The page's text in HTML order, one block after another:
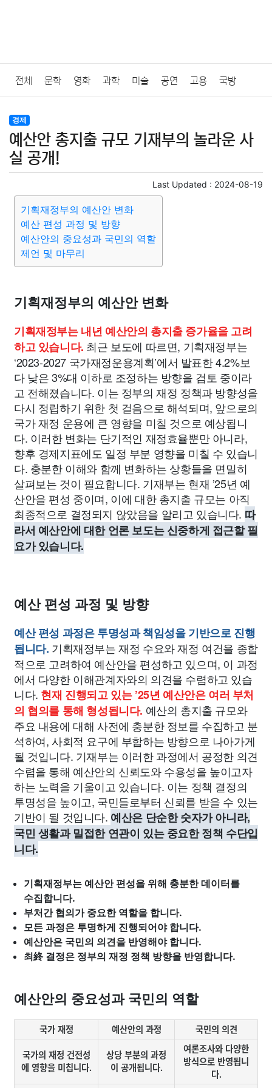
전체 문학 영화 과학 미술 공연 고용 국방
법률
질병 가요 방송 일상 주식 암호화폐 블록체인
미용 증권 인테리어
요리 상품리뷰 원예 금융
대출 자동차 취미 여행 맛집
경제
예산안 총지출 규모 기재부의 놀라운 사
실 공개!
Last Updated : 2024-08-19
기획재정부의 예산안 변화
예산 편성 과정 및 방향
예산안의 중요성과 국민의 역할
제언 및 마무리
기획재정부의 예산안 변화
기획재정부는 내년 예산안의 총지출 증가율을 고려
하고 있습니다. 최근 보도에 따르면, 기획재정부는
‘2023-2027 국가재정운용계획’에서 발표한 4.2%보
다 낮은 3%대 이하로 조정하는 방향을 검토 중이라
고 전해졌습니다. 이는 정부의 재정 정책과 방향성을
다시 정립하기 위한 첫 걸음으로 해석되며, 앞으로의
국가 재정 운용에 큰 영향을 미칠 것으로 예상됩니
다. 이러한 변화는 단기적인 재정효율뿐만 아니라,
향후 경제지표에도 일정 부분 영향을 미칠 수 있습니
다. 충분한 이해와 함께 변화하는 상황들을 면밀히
살펴보는 것이 필요합니다. 기재부는 현재 ’25년 예
산안을 편성 중이며, 이에 대한 총지출 규모는 아직
최종적으로 결정되지 않았음을 알리고 있습니다. 따
라서 예산안에 대한 언론 보도는 신중하게 접근할 필
요가 있습니다.
예산 편성 과정 및 방향
예산 편성 과정은 투명성과 책임성을 기반으로 진행
됩니다. 기획재정부는 재정 수요와 재정 여건을 종합
적으로 고려하여 예산안을 편성하고 있으며, 이 과정
에서 다양한 이해관계자와의 의견을 수렴하고 있습
니다. 현재 진행되고 있는 ’25년 예산안은 여러 부처
의 협의를 통해 형성됩니다. 예산의 총지출 규모와
주요 내용에 대해 사전에 충분한 정보를 수집하고 분
석하여, 사회적 요구에 부합하는 방향으로 나아가게
될 것입니다. 기재부는 이러한 과정에서 공정한 의견
수렴을 통해 예산안의 신뢰도와 수용성을 높이고자
하는 노력을 기울이고 있습니다. 이는 정책 결정의
투명성을 높이고, 국민들로부터 신뢰를 받을 수 있는
기반이 될 것입니다. 예산은 단순한 숫자가 아니라,
국민 생활과 밀접한 연관이 있는 중요한 정책 수단입
니다.
기획재정부는 예산안 편성을 위해 충분한 데이터를
수집합니다.
부처간 협의가 중요한 역할을 합니다.
모든 과정은 투명하게 진행되어야 합니다.
예산안은 국민의 의견을 반영해야 합니다.
최終 결정은 정부의 재정 정책 방향을 반영합니다.
예산안의 중요성과 국민의 역할
국가 재정 예산안의 과정 국민의 의견
국가의 재정 건전성
에 영향을 미칩니다.
상당 부분의 과정
이 공개됩니다.
여론조사와 다양한
방식으로 반영됩니
다.